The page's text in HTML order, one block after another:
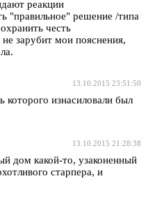
реакции
"правильное" решение /типа
честь
зарубит мои пояснения,
13.10.2015 23:51:50
которого изнасиловали был
13.10.2015 21:28:38
дом какой-то, узаконенный
старпера, и